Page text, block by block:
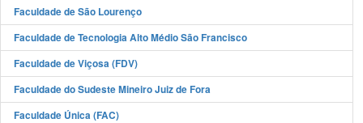
Faculdade de São Lourenço
Faculdade de Tecnologia Alto Médio São Francisco
Faculdade de Viçosa (FDV)
Faculdade do Sudeste Mineiro Juiz de Fora
Faculdade Única (FAC)